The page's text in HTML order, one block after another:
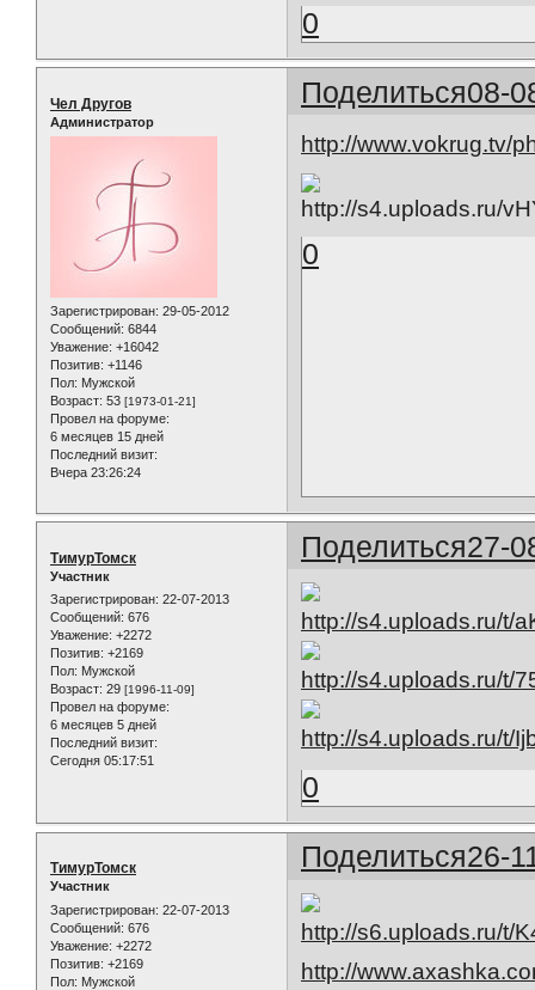
0
Поделиться08-
Чел Другов
Администратор
Зарегистрирован: 29-05-2012
Сообщений: 6844
Уважение: +16042
Позитив: +1146
Пол: Мужской
Возраст: 53 [1973-01-21]
Провел на форуме:
6 месяцев 15 дней
Последний визит:
Вчера 23:26:24
http://www.vokrug.tv/
0
Поделиться27-
ТимурТомск
Участник
Зарегистрирован: 22-07-2013
Сообщений: 676
Уважение: +2272
Позитив: +2169
Пол: Мужской
Возраст: 29 [1996-11-09]
Провел на форуме:
6 месяцев 5 дней
Последний визит:
Сегодня 05:17:51
0
Поделиться26-
ТимурТомск
Участник
Зарегистрирован: 22-07-2013
Сообщений: 676
Уважение: +2272
Позитив: +2169
Пол: Мужской
http://